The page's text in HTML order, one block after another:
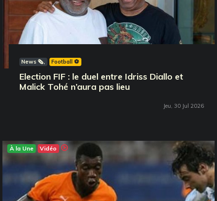
News 🗞️ Football ⚽️
Election FIF : le duel entre Idriss Diallo et
Malick Tohé n’aura pas lieu
Jeu, 30 Jul 2026
À la Une Vidéo